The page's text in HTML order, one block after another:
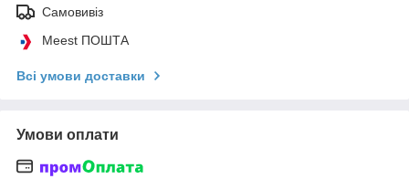
Самовивіз
Meest ПОШТА
Всі умови доставки
Умови оплати